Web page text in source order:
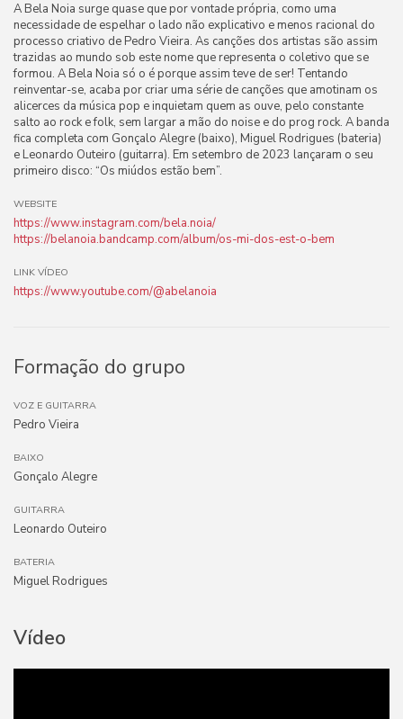
A Bela Noia surge quase que por vontade própria, como uma
necessidade de espelhar o lado não explicativo e menos racional do
processo criativo de Pedro Vieira. As canções dos artistas são assim
trazidas ao mundo sob este nome que representa o coletivo que se
formou. A Bela Noia só o é porque assim teve de ser! Tentando
reinventar-se, acaba por criar uma série de canções que amotinam os
alicerces da música pop e inquietam quem as ouve, pelo constante
salto ao rock e folk, sem largar a mão do noise e do prog rock. A banda
fica completa com Gonçalo Alegre (baixo), Miguel Rodrigues (bateria)
e Leonardo Outeiro (guitarra). Em setembro de 2023 lançaram o seu
primeiro disco: “Os miúdos estão bem”.
WEBSITE
https://www.instagram.com/bela.noia/
https://belanoia.bandcamp.com/album/os-mi-dos-est-o-bem
LINK VÍDEO
https://www.youtube.com/@abelanoia
Formação do grupo
VOZ E GUITARRA
Pedro Vieira
BAIXO
Gonçalo Alegre
GUITARRA
Leonardo Outeiro
BATERIA
Miguel Rodrigues
Vídeo